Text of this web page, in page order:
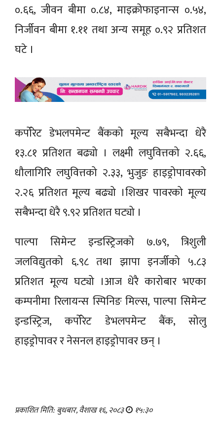
०.६६, जीवन बीमा ०.८४, माइक्रोफाइनान्स ०.५४,
निर्जीवन बीमा १.११ तथा अन्य समूह ०.९२ प्रतिशत
घटे ।
कर्पोरेट डेभलपमेन्ट बैंकको मूल्य सबैभन्दा धेरै
१३.८१ प्रतिशत बढ्यो । लक्ष्मी लघुवित्तको २.६६,
धौलागिरि लघुवित्तको २.३३, भुजुङ हाइड्रोपावरको
२.२६ प्रतिशत मूल्य बढ्यो ।शिखर पावरको मूल्य
सबैभन्दा धेरै ९.९२ प्रतिशत घट्यो ।
पाल्पा सिमेन्ट इन्डस्ट्रिजको ७.७९, त्रिशुली
जलविद्युतको ६.९८ तथा झापा इनर्जीको ५.८३
प्रतिशत मूल्य घट्यो ।आज धेरै कारोबार भएका
कम्पनीमा रिलायन्स स्पिनिङ मिल्स, पाल्पा सिमेन्ट
इन्डस्ट्रिज, कर्पोरेट डेभलपमेन्ट बैंक, सोलु
हाइड्रोपावर र नेसनल हाइड्रोपावर छन् ।
प्रकाशित मिति: बुधबार, वैशाख १६, २०८३ १५:३०